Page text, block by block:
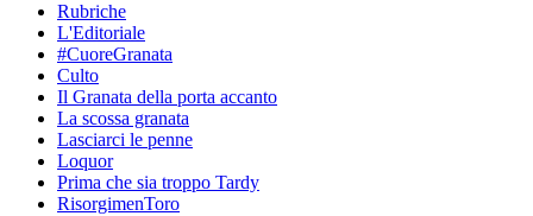
Rubriche
L'Editoriale
#CuoreGranata
Culto
Il Granata della porta accanto
La scossa granata
Lasciarci le penne
Loquor
Prima che sia troppo Tardy
RisorgimenToro